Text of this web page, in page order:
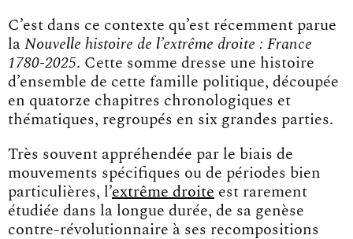
C’est dans ce contexte qu’est récemment parue
la Nouvelle histoire de l’extrême droite : France
1780-2025. Cette somme dresse une histoire
d’ensemble de cette famille politique, découpée
en quatorze chapitres chronologiques et
thématiques, regroupés en six grandes parties.
Très souvent appréhendée par le biais de
mouvements spécifiques ou de périodes bien
particulières, l’extrême droite est rarement
étudiée dans la longue durée, de sa genèse
contre-révolutionnaire à ses recompositions